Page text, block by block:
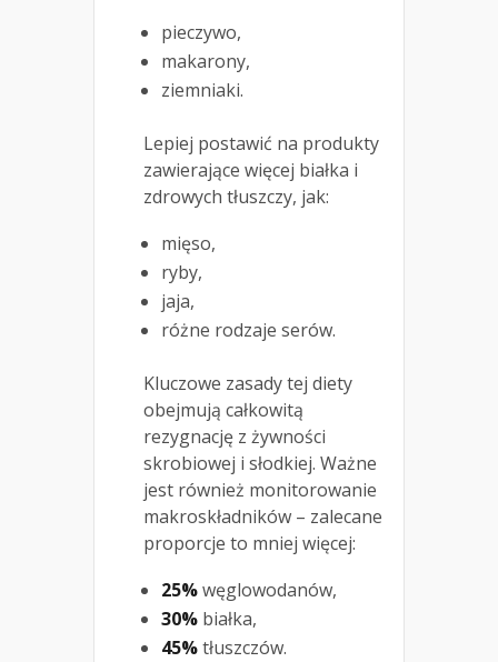
pieczywo,
makarony,
ziemniaki.
Lepiej postawić na produkty
zawierające więcej białka i
zdrowych tłuszczy, jak:
mięso,
ryby,
jaja,
różne rodzaje serów.
Kluczowe zasady tej diety
obejmują całkowitą
rezygnację z żywności
skrobiowej i słodkiej. Ważne
jest również monitorowanie
makroskładników – zalecane
proporcje to mniej więcej:
25%węglowodanów,
30% białka,
45%tłuszczów.